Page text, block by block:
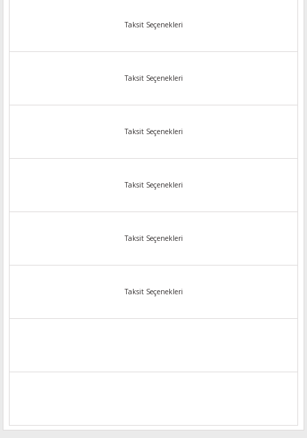
Taksit Seçenekleri
Taksit Seçenekleri
Taksit Seçenekleri
Taksit Seçenekleri
Taksit Seçenekleri
Taksit Seçenekleri